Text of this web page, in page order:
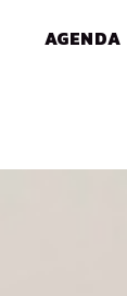
AGENDA